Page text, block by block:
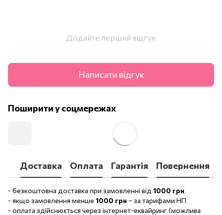
Додайте перший відгук
Написати відгук
Поширити у соцмережах
Доставка Оплата Гарантія Повернення
- безкоштовна доставка при замовленні від 1000 грн
- якщо замовлення менше 1000 грн– за тарифами НП
- оплата здійснюється через інтернет-еквайринг (можлива